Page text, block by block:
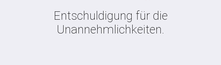
Entschuldigung für die
Unannehmlichkeiten.